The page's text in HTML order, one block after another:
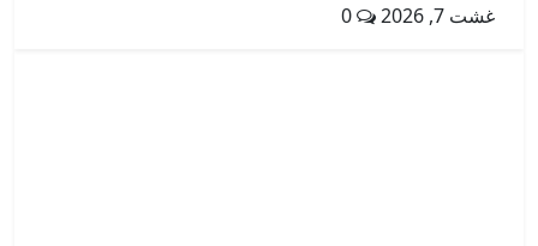
غشت 7, 2026 0